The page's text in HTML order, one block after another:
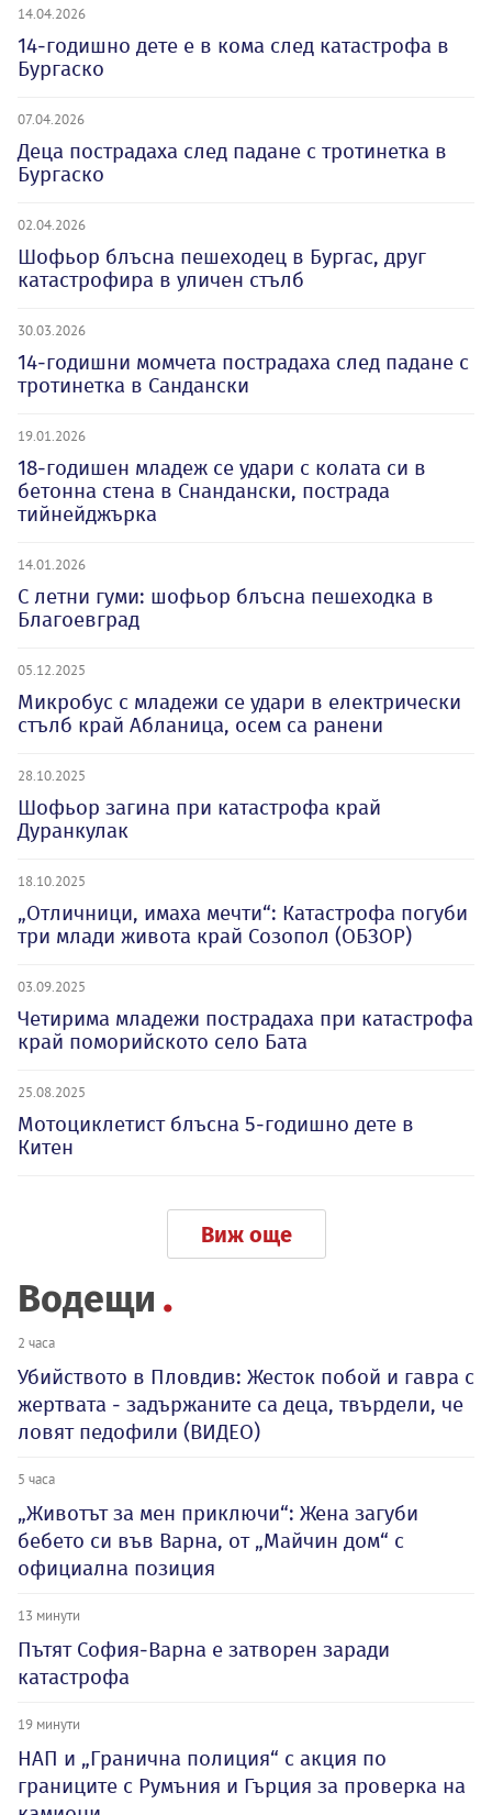
14.04.2026
14-годишно дете е в кома след катастрофа в
Бургаско
07.04.2026
Деца пострадаха след падане с тротинетка в
Бургаско
02.04.2026
Шофьор блъсна пешеходец в Бургас, друг
катастрофира в уличен стълб
30.03.2026
14-годишни момчета пострадаха след падане с
тротинетка в Сандански
19.01.2026
18-годишен младеж се удари с колата си в
бетонна стена в Снандански, пострада
тийнейджърка
14.01.2026
С летни гуми: шофьор блъсна пешеходка в
Благоевград
05.12.2025
Микробус с младежи се удари в електрически
стълб край Абланица, осем са ранени
28.10.2025
Шофьор загина при катастрофа край
Дуранкулак
18.10.2025
„Отличници, имаха мечти“: Катастрофа погуби
три млади живота край Созопол (ОБЗОР)
03.09.2025
Четирима младежи пострадаха при катастрофа
край поморийското село Бата
25.08.2025
Мотоциклетист блъсна 5-годишно дете в
Китен
Виж още
Водещи
2 часа
Убийството в Пловдив: Жесток побой и гавра с
жертвата - задържаните са деца, твърдели, че
ловят педофили (ВИДЕО)
5 часа
„Животът за мен приключи“: Жена загуби
бебето си във Варна, от „Майчин дом“ с
официална позиция
13 минути
Пътят София-Варна е затворен заради
катастрофа
19 минути
НАП и „Гранична полиция“ с акция по
границите с Румъния и Гърция за проверка на